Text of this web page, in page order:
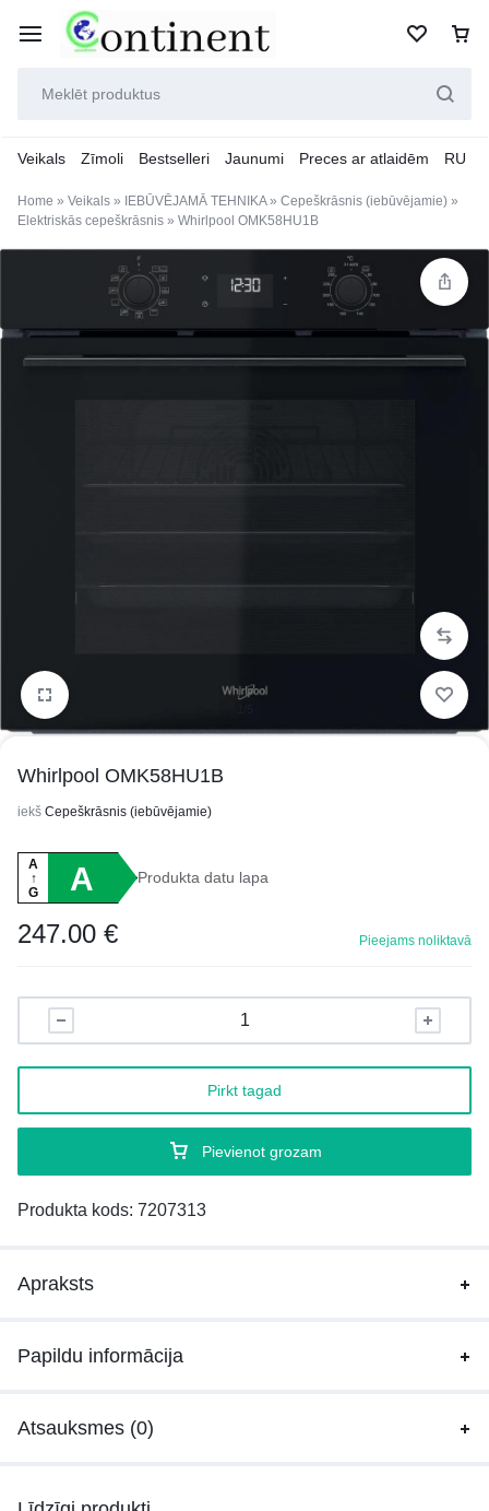
Veikals Zīmoli Bestselleri Jaunumi Preces ar atlaidēm RU
Home » Veikals » IEBŪVĒJAMĀ TEHNIKA» Cepeškrāsnis (iebūvējamie) »
Elektriskās cepeškrāsnis » Whirlpool OMK58HU1B
Whirlpool OMK58HU1B
iekš Cepeškrāsnis (iebūvējamie)
A
↑
G
A Produkta datu lapa
247.00 € Pieejams noliktavā
Pievienot grozam
Pirkt tagad
Produkta kods: 7207313
Apraksts
Papildu informācija
Atsauksmes (0)